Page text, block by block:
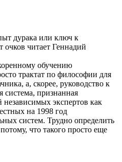
обучению
трактат по философии для
а, скорее, руководство к
система, признанная
экспертов как
на 1998 год
систем. Трудно определить
что такого просто еще